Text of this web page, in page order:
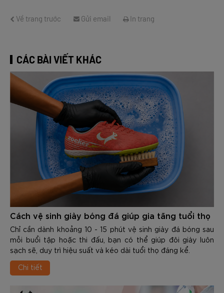
Về trang trước Gửi email In trang
CÁC BÀI VIẾT KHÁC
Cách vệ sinh giày bóng đá giúp gia tăng tuổi thọ
Chỉ cần dành khoảng 10 - 15 phút vệ sinh giày đá bóng sau
mỗi buổi tập hoặc thi đấu, bạn có thể giúp đôi giày luôn
sạch sẽ, duy trì hiệu suất và kéo dài tuổi thọ đáng kể.
Chi tiết